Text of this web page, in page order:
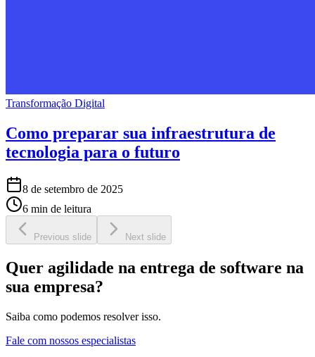
Transformação Digital
Como preparar sua infraestrutura de
tecnologia para o futuro
8 de setembro de 2025
6 min de leitura
Previous slide Next slide
Quer agilidade na entrega de software na
sua empresa?
Saiba como podemos resolver isso.
Fale com nossos especialistas